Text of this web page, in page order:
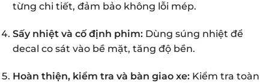
từng chi tiết, đảm bảo không lỗi mép.
Sấy nhiệt và cố định phim:Dùng súng nhiệt để
decal co sát vào bề mặt, tăng độ bền.
Hoàn thiện, kiểm tra và bàn giao xe:Kiểm tra toàn